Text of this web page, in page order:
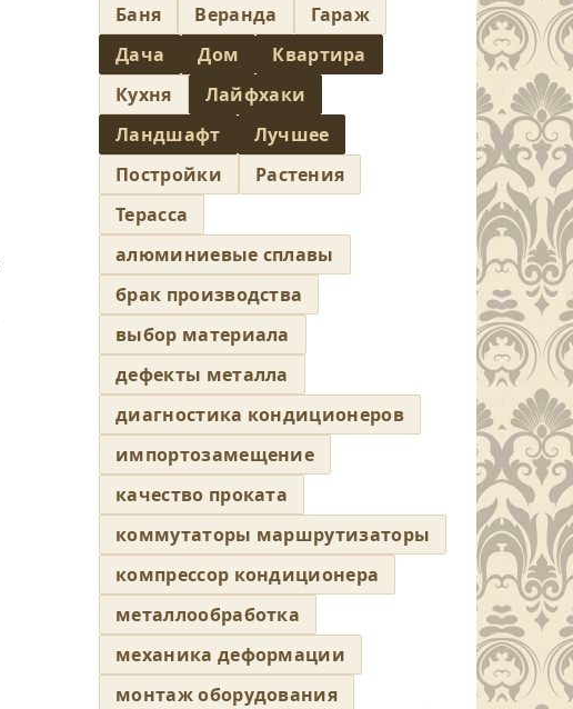
Баня Веранда
Гараж
Дача
Дом
Квартира
Кухня
Лайфхаки
Ландшафт
Лучшее
Постройки
Растения
Терасса
алюминиевые сплавы
брак производства
выбор материала
дефекты металла
диагностика кондиционеров
импортозамещение
качество проката
коммутаторы маршрутизаторы
компрессор кондиционера
металлообработка
механика деформации
монтаж оборудования